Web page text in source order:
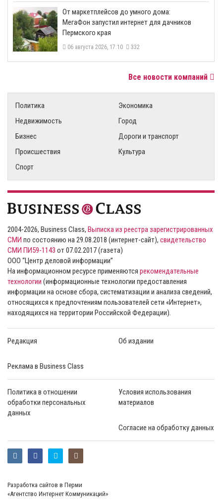
От маркетплейсов до умного дома:
МегаФон запустил интернет для дачников
Пермского края
06 августа 2026, 17:10 332
Все новости компаний
Политика
Экономика
Недвижимость
Город
Бизнес
Дороги и транспорт
Происшествия
Культура
Спорт
2004-2026, Business Class, Выписка из реестра зарегистрированных
СМИ по состоянию на 29.08.2018 (интернет-сайт), свидетельство
СМИ ПИ59-1143 от 07.02.2017 (газета)
ООО “Центр деловой информации”
На информационном ресурсе применяются рекомендательные
технологии (информационные технологии предоставления
информации на основе сбора, систематизации и анализа сведений,
относящихся к предпочтениям пользователей сети «Интернет»,
находящихся на территории Российской Федерации).
Редакция Об издании
Реклама в Business Class
Политика в отношении
обработки персональных
данных
Условия использования
материалов
Согласие на обработку данных
Разработка сайтов в Перми
«Агентство Интернет Коммуникаций»